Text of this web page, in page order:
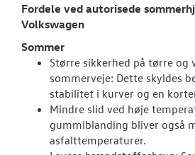
Fordele ved autorisede
Volkswagen
Sommer
Større sikkerhed på tørre og
sommerveje: Dette skyldes
stabilitet i kurver og en
Mindre slid ved høje
gummiblanding bliver også
asfalttemperaturer.